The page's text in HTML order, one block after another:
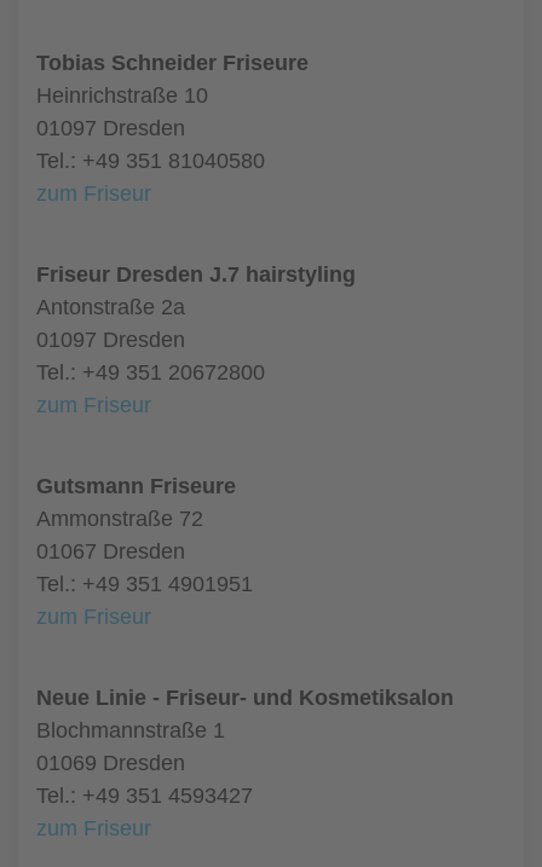
Tobias Schneider Friseure
Heinrichstraße 10
01097 Dresden
Tel.: +49 351 81040580
zum Friseur
Friseur Dresden J.7 hairstyling
Antonstraße 2a
01097 Dresden
Tel.: +49 351 20672800
zum Friseur
Gutsmann Friseure
Ammonstraße 72
01067 Dresden
Tel.: +49 351 4901951
zum Friseur
Neue Linie - Friseur- und Kosmetiksalon
Blochmannstraße 1
01069 Dresden
Tel.: +49 351 4593427
zum Friseur